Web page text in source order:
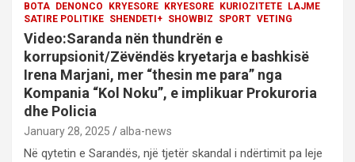
BOTA DENONCO KRYESORE KRYESORE KURIOZITETE
LAJME
SATIRE POLITIKE SHENDETI+ SHOWBIZ SPORT VETING
Video:Saranda nën thundrën e
korrupsionit/Zëvëndës kryetarja e bashkisë
Irena Marjani, mer “thesin me para” nga
Kompania “Kol Noku”, e implikuar Prokuroria
dhe Policia
January 28, 2025 alba-news
Në qytetin e Sarandës, një tjetër skandal i ndërtimit pa leje